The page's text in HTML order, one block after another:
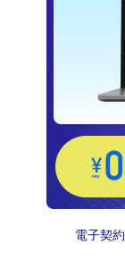
電子契